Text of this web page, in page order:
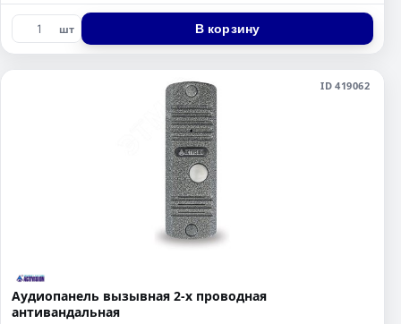
шт В корзину
ID 419062
Аудиопанель вызывная 2-х проводная
антивандальная